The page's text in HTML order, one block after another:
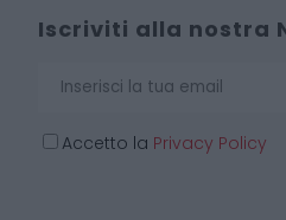
Iscriviti alla nostra
Accetto la Privacy Policy